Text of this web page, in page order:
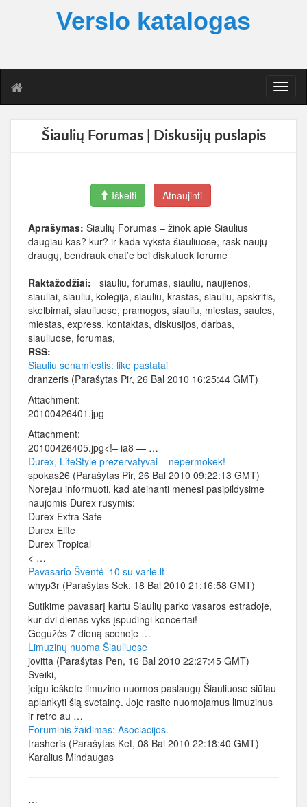
Verslo katalogas
T
o
Šiaulių Forumas | Diskusijų puslapis
Iškelti Atnaujinti
Aprašymas: Šiaulių Forumas – žinok apie Šiaulius
daugiau kas? kur? ir kada vyksta šiauliuose, rask naujų
draugų, bendrauk chat’e bei diskutuok forume
Raktažodžiai: siauliu, forumas, siauliu, naujienos,
siauliai, siauliu, kolegija, siauliu, krastas, siauliu, apskritis,
skelbimai, siauliuose, pramogos, siauliu, miestas, saules,
miestas, express, kontaktas, diskusijos, darbas,
siauliuose, forumas,
RSS:
Siauliu senamiestis: like pastatai
dranzeris (Parašytas Pir, 26 Bal 2010 16:25:44 GMT)
Attachment:
20100426401.jpg
Attachment:
20100426405.jpg<!– ia8 — …
Durex, LifeStyle prezervatyvai – nepermokek!
spokas26 (Parašytas Pir, 26 Bal 2010 09:22:13 GMT)
Norejau informuoti, kad ateinanti menesi pasipildysime
naujomis Durex rusymis:
Durex Extra Safe
Durex Elite
Durex Tropical
< …
Pavasario Šventė ’10 su varle.lt
whyp3r (Parašytas Sek, 18 Bal 2010 21:16:58 GMT)
Sutikime pavasarį kartu Šiaulių parko vasaros estradoje,
kur dvi dienas vyks įspudingi koncertai!
Gegužės 7 dieną scenoje …
Limuzinų nuoma Šiauliuose
jovitta (Parašytas Pen, 16 Bal 2010 22:27:45 GMT)
Sveiki,
jeigu ieškote limuzino nuomos paslaugų Šiauliuose siūlau
aplankyti šią svetainę. Joje rasite nuomojamus limuzinus
ir retro au …
Foruminis žaidimas: Asociacijos.
trasheris (Parašytas Ket, 08 Bal 2010 22:18:40 GMT)
Karalius Mindaugas
…